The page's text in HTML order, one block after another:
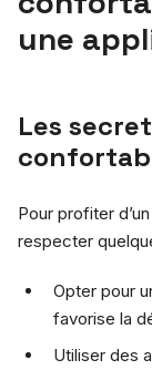
une
Les
Pour profiter
respecter
Opter pour
favorise la
Utiliser des